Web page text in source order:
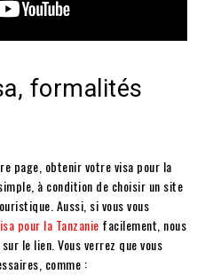
formalités
page, obtenir votre visa pour la
à condition de choisir un site
Aussi, si vous vous
pour la Tanzanie facilement, nous
le lien. Vous verrez que vous
comme :